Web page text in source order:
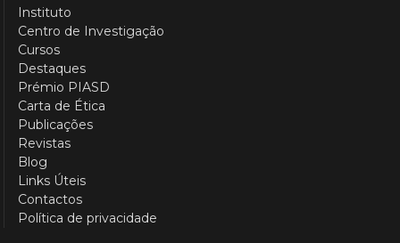
Instituto
Centro de Investigação
Cursos
Destaques
Prémio PIASD
Carta de Ética
Publicações
Revistas
Blog
Links Úteis
Contactos
Política de privacidade